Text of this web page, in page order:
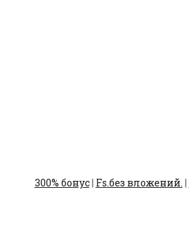
300% бонус| Fs.без вложений. |